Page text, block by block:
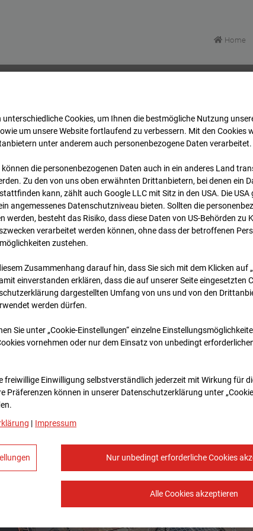
Home
-Cam2 Archiv 2026 07 08 15:30
-Cam2
unterschiedliche Cookies, um Ihnen die best­mögliche Nutzung
um unsere Website fortlaufend zu verbessern. Mit den Cookies
unter anderem auch personenbezogene Daten verarbeitet.
können die personenbezogenen Daten auch in ein anderes Land
Zu den von uns oben erwähnten Drittanbietern, bei denen ein
kann, zählt auch Google LLC mit Sitz in den USA. Die USA
angemessenes Datenschutzniveau bieten. Sollten die
werden, besteht das Risiko, dass diese Daten von US-Behörden zu
verarbeitet werden können, ohne dass der betroffenen
zustehen.
Zusammenhang darauf hin, dass Sie sich mit dem Klicken auf
ein­ver­standen erklären, dass die auf unserer Seite eingesetzten
dargestellten Umfang von uns und von den
werden dürfen.
Sie unter „Cookie-Einstellungen“ einzelne
vornehmen oder nur dem Einsatz von unbedingt
freiwillige Einwilligung selbstverständlich jederzeit mit Wirkung für
Prä­fe­renzen können in unserer Datenschutzerklärung unter
| Impressum
Nur unbedingt erforderliche Cookies
Alle Cookies akzeptieren